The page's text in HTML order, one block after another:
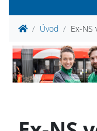
Úvod Ex-NS